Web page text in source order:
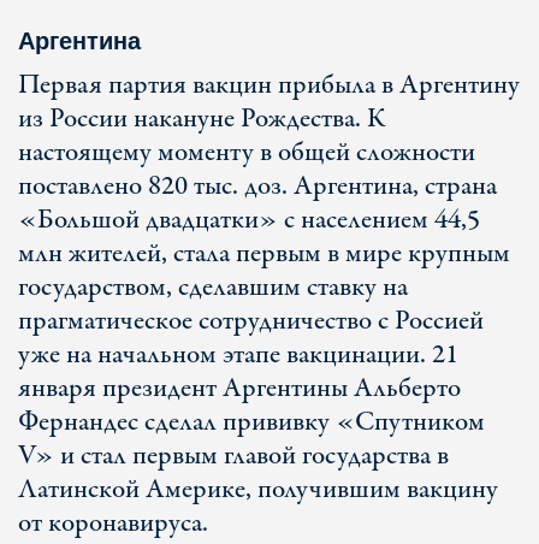
Аргентина
Первая партия вакцин прибыла в Аргентину
из России накануне Рождества. К
настоящему моменту в общей сложности
поставлено 820 тыс. доз. Аргентина, страна
«Большой двадцатки» с населением 44,5
млн жителей, стала первым в мире крупным
государством, сделавшим ставку на
прагматическое сотрудничество с Россией
уже на начальном этапе вакцинации. 21
января президент Аргентины Альберто
Фернандес сделал прививку «Спутником
V» и стал первым главой государства в
Латинской Америке, получившим вакцину
от коронавируса.